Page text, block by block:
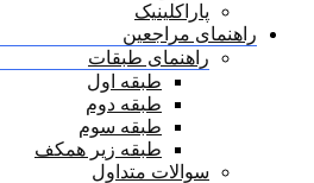
پاراکلینیک
راهنمای مراجعین
راهنمای طبقات
طبقه اول
طبقه دوم
طبقه سوم
طبقه زیر همکف
سوالات متداول